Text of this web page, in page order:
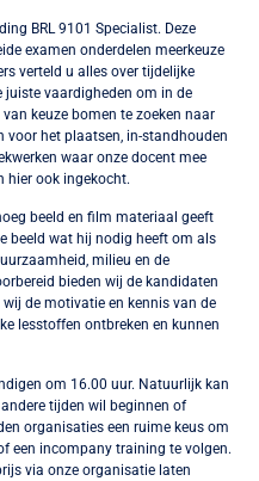
BRL 9101 Specialist. Deze
examen onderdelen meerkeuze
verteld u alles over tijdelijke
juiste vaardigheden om in de
keuze bomen te zoeken naar
het plaatsen, in-standhouden
waar onze docent mee
hier ook ingekocht.
beeld en film materiaal geeft
beeld wat hij nodig heeft om als
milieu en de
bieden wij de kandidaten
de motivatie en kennis van de
lesstoffen ontbreken en kunnen
om 16.00 uur. Natuurlijk kan
tijden wil beginnen of
organisaties een ruime keus om
een incompany training te volgen.
via onze organisatie laten